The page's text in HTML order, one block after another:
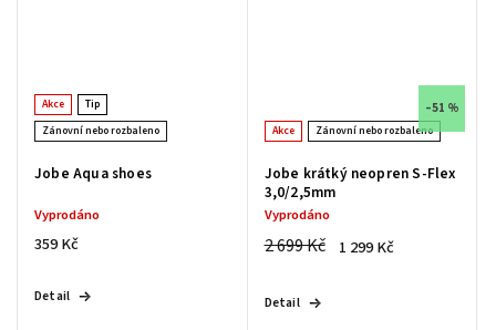
Akce
Tip
Zánovní nebo rozbaleno
Jobe Aqua shoes
Vyprodáno
359 Kč
Detail
Akce Zánovní nebo rozbaleno
–51 %
Jobe krátký neopren S-Flex
3,0/2,5mm
Vyprodáno
2 699 Kč 1 299 Kč
Detail